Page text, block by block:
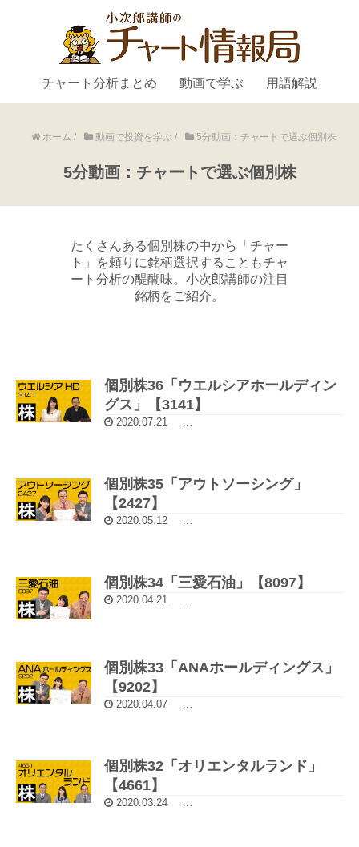
チャート分析まとめ 動画で学ぶ 用語解説
ホーム / 動画で投資を学ぶ / 5分動画：チャートで選ぶ個別株
5分動画：チャートで選ぶ個別株
たくさんある個別株の中から「チャー
ト」を頼りに銘柄選択することもチャ
ート分析の醍醐味。小次郎講師の注目
銘柄をご紹介。
個別株36「ウエルシアホールディン
グス」【3141】
2020.07.21 5分動画：チャートで選ぶ個別株
個別株35「アウトソーシング」
【2427】
2020.05.12 5分動画：チャートで選ぶ個別株
個別株34「三愛石油」【8097】
2020.04.21 5分動画：チャートで選ぶ個別株
個別株33「ANAホールディングス」
【9202】
2020.04.07
個別株32「オリエンタルランド」
【4661】
2020.03.24